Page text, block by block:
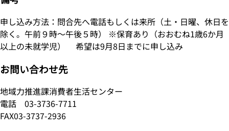
申し込み方法：問合先へ電話もしくは来所（土・日曜、休日を
除く。午前９時～午後５時） ※保育あり（おおむね1歳6か月
以上の未就学児） 希望は9月8日までに申し込み
お問い合わせ先
地域力推進課消費者生活センター
電話 03-3736-7711
FAX03-3737-2936